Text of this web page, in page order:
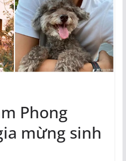
Phong
mừng sinh